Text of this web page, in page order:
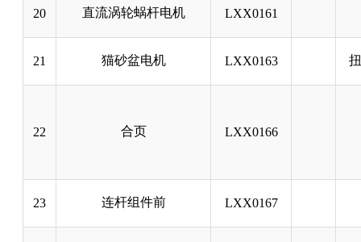
20 直流涡轮蜗杆电机 LXX0161
21 猫砂盆电机 LXX0163
22 合页 LXX0166
23 连杆组件前 LXX0167